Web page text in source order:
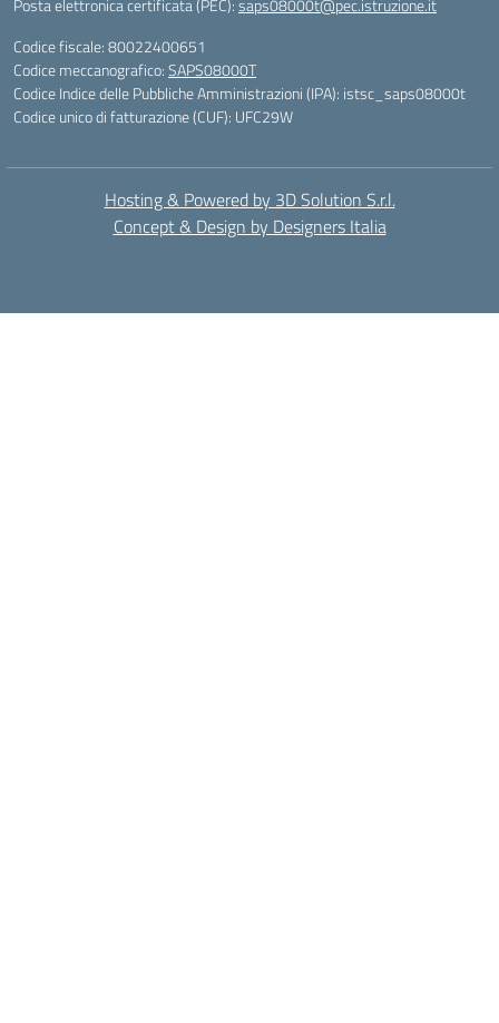
Posta elettronica certificata (PEC):saps08000t@pec.istruzione.it
Codice fiscale: 80022400651
Codice meccanografico:SAPS08000T
Codice Indice delle Pubbliche Amministrazioni (IPA): istsc_saps08000t
Codice unico di fatturazione (CUF): UFC29W
Hosting & Powered by 3D Solution S.r.l.
Concept & Design by Designers Italia